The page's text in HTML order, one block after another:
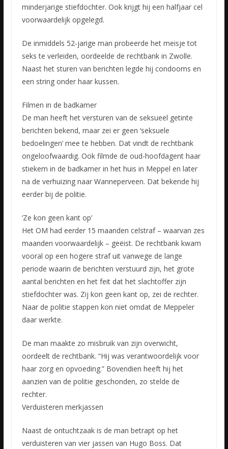
minderjarige stiefdochter. Ook krijgt hij een halfjaarcel
voorwaardelijk opgelegd.
De inmiddels 52-jarige man probeerde het meisje tot
seks te verleiden, oordeelde de rechtbank in Zwolle.
Naast het sturen van berichten legde hij condooms en
een string onder haar kussen.
Filmen in de badkamer
De man heeft het versturen van de seksueel getinte
berichten bekend, maar zei er geen ‘seksuele
bedoelingen’ mee te hebben. Dat vindt de rechtbank
ongeloofwaardig. Ook filmde de oud-hoofdagent haar
stiekem in de badkamer in het huis in Meppel en later
na de verhuizing naar Wanneperveen. Dat bekende hij
eerder bij de politie.
‘Ze kon geen kant op’
Het OM had eerder 15 maanden celstraf – waarvan zes
maanden voorwaardelijk – geëist. De rechtbank kwam
vooral op een hogere straf uit vanwege de lange
periode waarin de berichten verstuurd zijn, het grote
aantal berichten en het feit dat het slachtoffer zijn
stiefdochter was. Zij kon geen kant op, zei de rechter.
Naar de politie stappen kon niet omdat de Meppeler
daar werkte.
De man maakte zo misbruik van zijn overwicht,
oordeelt de rechtbank. “Hij was verantwoordelijk voor
haar zorg en opvoeding.” Bovendien heeft hij het
aanzien van de politie geschonden, zo stelde de
rechter.
Verduisteren merkjassen
Naast de ontuchtzaak is de man betrapt op het
verduisteren van vier jassen van Hugo Boss. Dat